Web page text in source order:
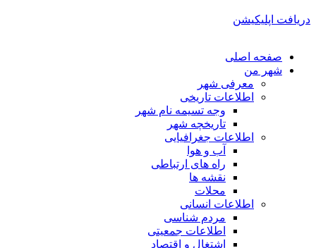
دریافت اپلیکیشن
صفحه اصلی
شهر من
معرفی شهر
اطلاعات تاریخی
وجه تسیمه نام شهر
تاریخچه شهر
اطلاعات جغرافیایی
آب و هوا
راه های ارتباطی
نقشه ها
محلات
اطلاعات انسانی
مردم شناسی
اطلاعات جمعیتی
اشتغال و اقتصاد